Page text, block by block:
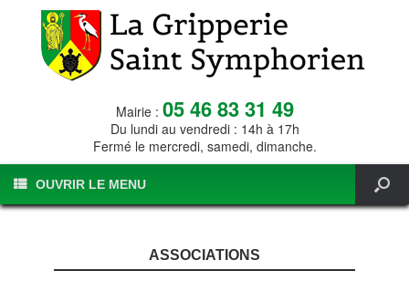
Mairie : 05 46 83 31 49
Du lundi au vendredi : 14h à 17h
Fermé le mercredi, samedi, dimanche.
OUVRIR LE MENU
ASSOCIATIONS